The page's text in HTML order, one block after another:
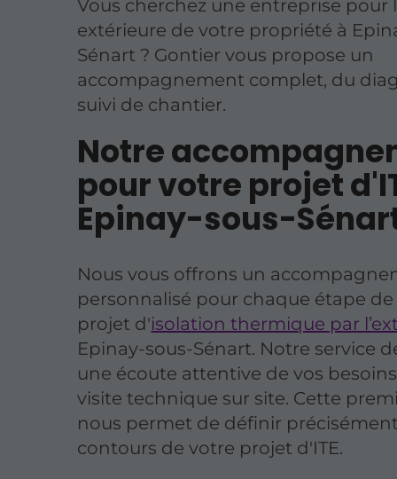
Vous cherchez une entreprise pour
extérieure de votre propriété à
Sénart ? Gontier vous propose un
accompagnement complet, du
suivi de chantier.
Notre
pour votre projet
Epinay-sous-
Nous vous offrons un
personnalisé pour chaque étape
projet d'isolation thermique par
Epinay-sous-Sénart. Notre service
une écoute attentive de vos
visite technique sur site. Cette
nous permet de définir
contours de votre projet d'ITE.